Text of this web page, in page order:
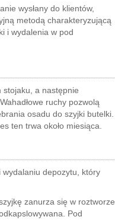
wysłany do klientów,
metodą charakteryzującą
i wydalenia w pod
stojaku, a następnie
ruchy pozwolą
osadu do szyjki butelki.
ten trwa około miesiąca.
depozytu, który
zanurza się w roztworze
Pod